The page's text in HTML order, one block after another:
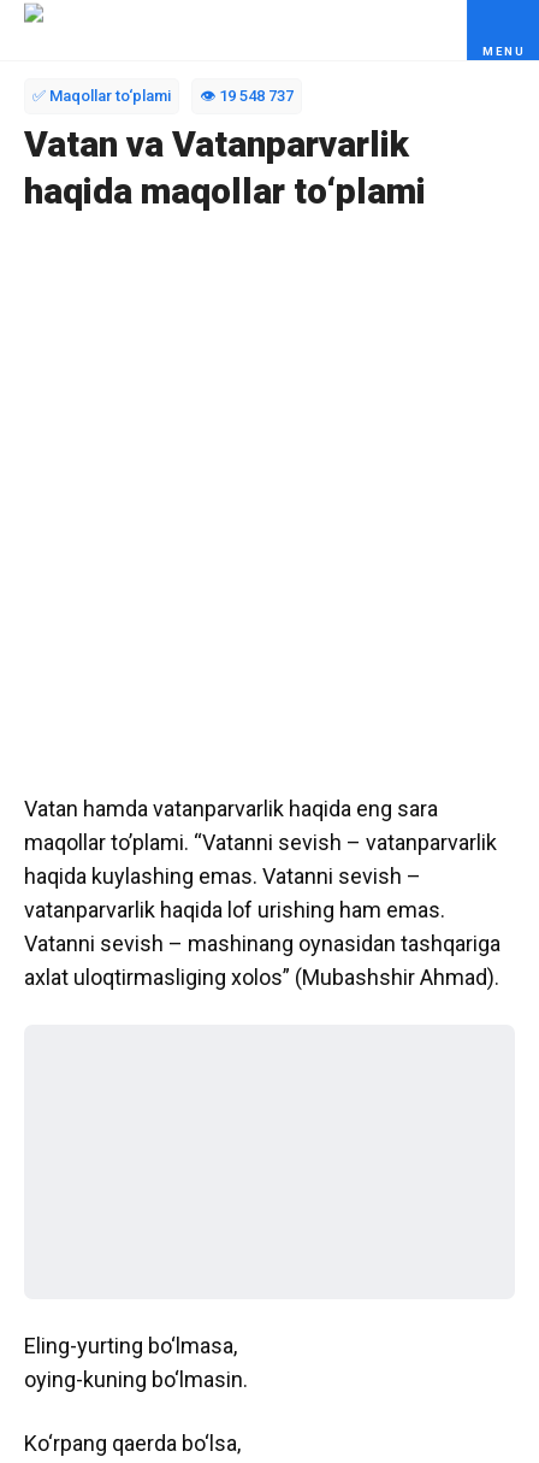
✅ Maqollar to‘plami 👁️ 19 548 737
Vatan va Vatanparvarlik
haqida maqollar to‘plami
Vatan hamda vatanparvarlik haqida eng sara
maqollar to’plami. “Vatanni sevish – vatanparvarlik
haqida kuylashing emas. Vatanni sevish –
vatanparvarlik haqida lof urishing ham emas.
Vatanni sevish – mashinang oynasidan tashqariga
axlat uloqtirmasliging xolos” (Mubashshir Ahmad).
Eling-yurting bo‘lmasa,
oying-kuning bo‘lmasin.
Ko‘rpang qaerda bo‘lsa,